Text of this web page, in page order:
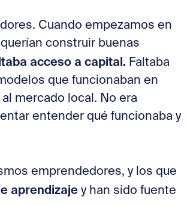
Cuando empezamos en
construir buenas
acceso a capital. Faltaba
que funcionaban en
mercado local. No era
entender qué funcionaba y
emprendedores, y los que
aprendizaje y han sido fuente